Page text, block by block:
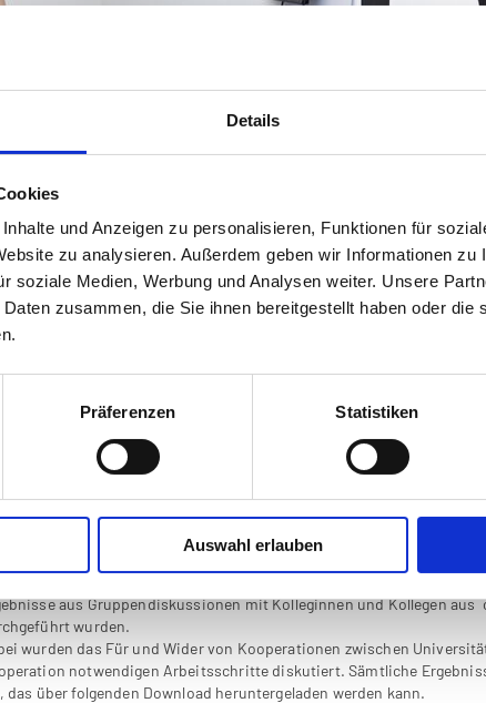
Details
und Anzeigen zu personalisieren, Funktionen für
zu analysieren. Außerdem geben wir Informationen zu
soziale Medien, Werbung und Analysen weiter. Unsere
zusammen, die Sie ihnen bereitgestellt haben oder die
Präferenzen Statistiken
Auswahl erlauben
Universitäten und Museen
Zusammenarbeit zwischen Universitäten und Museen klingt auf
in der Realität aber meist komplex oder scheint zum Teil gar nicht
Universität Mozarteum und die Kunstuniversität Linz haben es sich
West zur Aufgabe gemacht, ein Manual zu
Kooperationen zwischen Universitäten und Museen Hilfestellung zu
Leitfäden von Museen mit Einrichtungen im
aus Gruppendiskussionen mit Kolleginnen und Kollegen
wurden.
wurden das Für und Wider von Kooperationen zwischen
notwendigen Arbeitsschritte diskutiert. Sämtliche
das über folgenden Download heruntergeladen werden kann.